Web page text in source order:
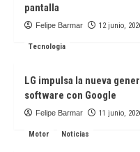
pantalla
Felipe Barmar 12 junio,
Tecnologia
LG impulsa la nueva
software con Google
Felipe Barmar 11 junio,
Motor Noticias